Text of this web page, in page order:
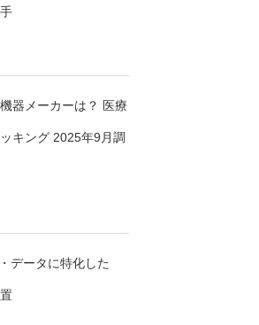
器メーカーは？ 医療
キング 2025年9月調
データに特化した